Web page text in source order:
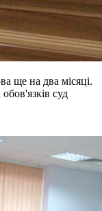
ще на два місяці.
суд